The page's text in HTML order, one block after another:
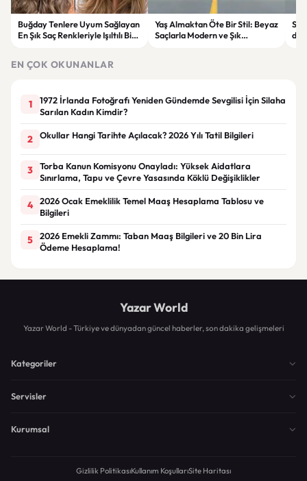
Buğday Tenlere Uyum Sağlayan
En Şık Saç Renkleriyle Işıltılı Bir
Yaş Almaktan Öte Bir Stil: Beyaz
Saçlarla Modern ve Şık
EN ÇOK OKUNANLAR
1
1972 İrlanda Fotoğrafı Yeniden Gündemde Sevgilisi İçin Silaha
Sarılan Kadın Kimdir?
2 Okullar Hangi Tarihte Açılacak? 2026 Yılı Tatil Bilgileri
3
Torba Kanun Komisyonu Onayladı: Yüksek Aidatlara
Sınırlama, Tapu ve Çevre Yasasında Köklü Değişiklikler
4
2026 Ocak Emeklilik Temel Maaş Hesaplama Tablosu ve
Bilgileri
5
2026 Emekli Zammı: Taban Maaş Bilgileri ve 20 Bin Lira
Ödeme Hesaplama!
Yazar World
Yazar World - Türkiye ve dünyadan güncel haberler, son dakika gelişmeleri
Kategoriler
Servisler
Kurumsal
Gizlilik PolitikasıKullanım KoşullarıSite Haritası